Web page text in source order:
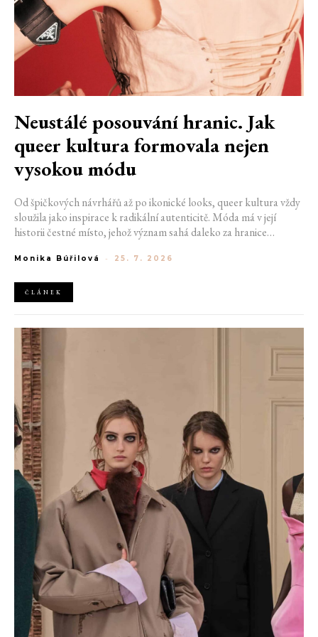
Neustálé posouvání hranic. Jak
queer kultura formovala nejen
vysokou módu
Od špičkových návrhářů až po ikonické looks, queer kultura vždy
sloužila jako inspirace k radikální autenticitě. Móda má v její
historii čestné místo, jehož význam sahá daleko za hranice
postihům a nebezpečí, fungovalo právě oblečení jako tichý jazyk.
druhého a díky velkolepé ballroom scéně měli i lidé na okraji
společnosti prostor zářit na molech. Jak se queer kultura
Monika Búřilová - 25. 7. 2026
ČLÁNEK